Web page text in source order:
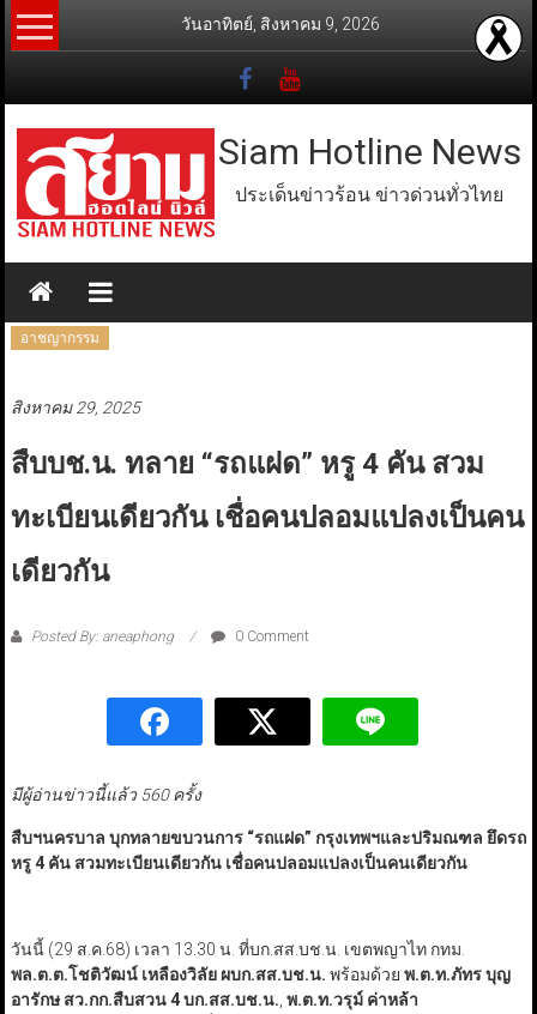
Skip
to
วันอาทิตย์, สิงหาคม 9, 2026
Siam Hotline News
ประเด็นข่าวร้อน ข่าวด่วนทั่วไทย
อาชญากรรม
สิงหาคม 29, 2025
สืบบช.น. ทลาย “รถแฝด” หรู 4 คัน สวม
ทะเบียนเดียวกัน เชื่อคนปลอมแปลงเป็นคน
เดียวกัน
Posted By: aneaphong 0 Comment
มีผู้อ่านข่าวนี้แล้ว 560 ครั้ง
สืบฯนครบาล บุกทลายขบวนการ “รถแฝด” กรุงเทพฯและปริมณฑล ยึดรถ
หรู4คัน สวมทะเบียนเดียวกัน เชื่อคนปลอมแปลงเป็นคนเดียวกัน
วันนี้ (29 ส.ค.68) เวลา 13.30 น. ที่บก.สส.บช.น. เขตพญาไท กทม.
พล.ต.ต.โชติวัฒน์ เหลืองวิลัย ผบก.สส.บช.น. พร้อมด้วย พ.ต.ท.ภัทร บุญ
อารักษ สว.กก.สืบสวน4บก.สส.บช.น., พ.ต.ท.วรุม์ ค่าหล้า